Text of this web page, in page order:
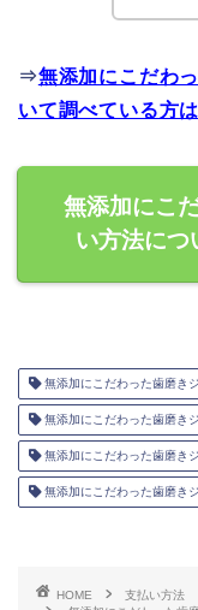
⇒無添加にこだわ
いて調べている方
無添加にこ
い方法につ
無添加にこだわった歯磨き
無添加にこだわった歯磨きジ
無添加にこだわった歯磨き
無添加にこだわった歯磨き
HOME
支払い方法